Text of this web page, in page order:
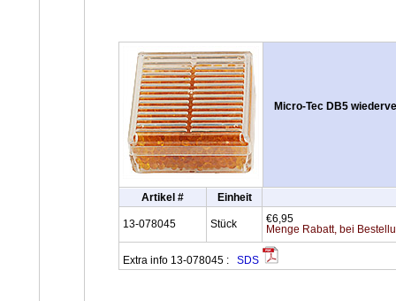
Micro-Tec DB5
Artikel # Einheit
13-078045 Stück
€6,95
Menge Rabatt, bei
Extra info 13-078045 : SDS